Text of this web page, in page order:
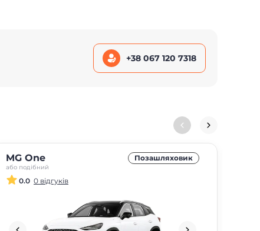
+38 067 120 7318
MG One
або подібний
Позашляховик
0.0 0 відгуків